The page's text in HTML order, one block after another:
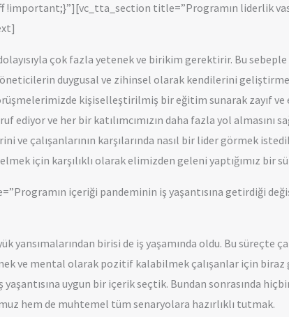
!important;}”][vc_tta_section title=”Programın liderlik
çok fazla yetenek ve birikim gerektirir. Bu
duygusal ve zihinsel olarak kendilerini
kişiselleştirilmiş bir eğitim sunarak zayıf
ediyor ve her bir katılımcımızın daha fazla yol
ve çalışanlarının karşılarında nasıl bir lider görmek
için karşılıklı olarak elimizden geleni yaptığımız bir
içeriği pandeminin iş yaşantısına getirdiği
yansımalarından birisi de iş yaşamında oldu. Bu süreçte
ve mental olarak pozitif kalabilmek çalışanlar için biraz
uygun bir içerik seçtik. Bundan sonrasında
hem de muhtemel tüm senaryolara hazırlıklı tutmak.